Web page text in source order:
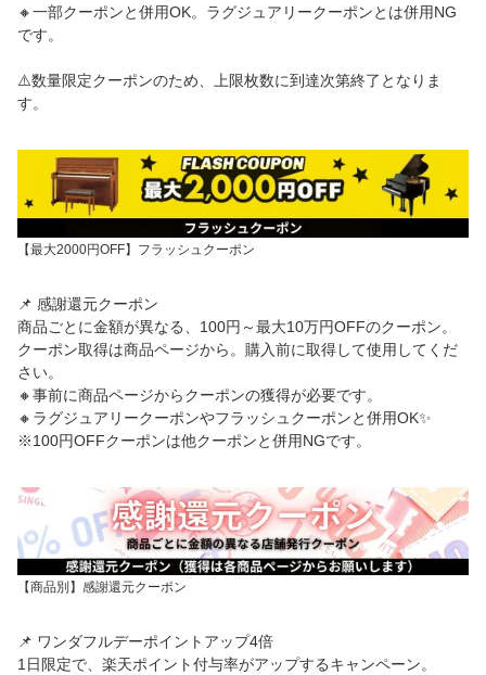
🔸一部クーポンと併用OK。ラグジュアリークーポンとは併用NG
です。
⚠️数量限定クーポンのため、上限枚数に到達次第終了となりま
す。
【最大2000円OFF】フラッシュクーポン
📌 感謝還元クーポン
商品ごとに金額が異なる、100円～最大10万円OFFのクーポン。
クーポン取得は商品ページから。購入前に取得して使用してくだ
さい。
🔸事前に商品ページからクーポンの獲得が必要です。
🔸ラグジュアリークーポンやフラッシュクーポンと併用OK✨
※100円OFFクーポンは他クーポンと併用NGです。
【商品別】感謝還元クーポン
📌 ワンダフルデーポイントアップ4倍
1日限定で、楽天ポイント付与率がアップするキャンペーン。